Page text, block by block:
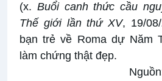
(x. Buổi canh thức cầu
Thế giới lần thứ XV, 19/
bạn trẻ về Roma dự Năm
làm chứng thật đẹp.